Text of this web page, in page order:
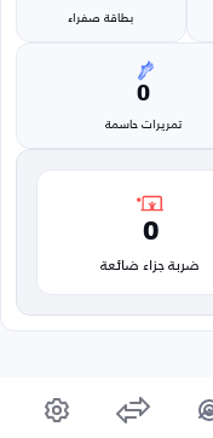
بطاقة صفراء
0
تمريرات حاسمة
0
ضربة جزاء ضائعة